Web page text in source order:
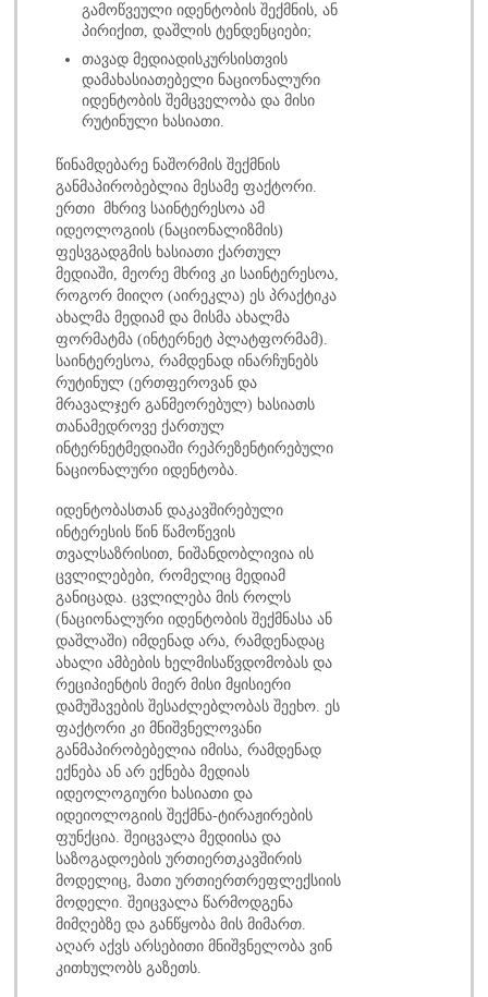
გამოწვეული იდენტობის შექმნის, ან
პირიქით, დაშლის ტენდენციები;
თავად მედიადისკურსისთვის
დამახასიათებელი ნაციონალური
იდენტობის შემცველობა და მისი
რუტინული ხასიათი.
წინამდებარე ნაშორმის შექმნის
განმაპირობებლია მესამე ფაქტორი.
ერთი მხრივ საინტერესოა ამ
იდეოლოგიის (ნაციონალიზმის)
ფესვგადგმის ხასიათი ქართულ
მედიაში, მეორე მხრივ კი საინტერესოა,
როგორ მიიღო (აირეკლა) ეს პრაქტიკა
ახალმა მედიამ და მისმა ახალმა
ფორმატმა (ინტერნეტ პლატფორმამ).
საინტერესოა, რამდენად ინარჩუნებს
რუტინულ (ერთფეროვან და
მრავალჯერ განმეორებულ) ხასიათს
თანამედროვე ქართულ
ინტერნეტმედიაში რეპრეზენტირებული
ნაციონალური იდენტობა.
იდენტობასთან დაკავშირებული
ინტერესის წინ წამოწევის
თვალსაზრისით, ნიშანდობლივია ის
ცვლილებები, რომელიც მედიამ
განიცადა. ცვლილება მის როლს
(ნაციონალური იდენტობის შექმნასა ან
დაშლაში) იმდენად არა, რამდენადაც
ახალი ამბების ხელმისაწვდომობას და
რეციპიენტის მიერ მისი მყისიერი
დამუშავების შესაძლებლობას შეეხო. ეს
ფაქტორი კი მნიშვნელოვანი
განმაპირობებელია იმისა, რამდენად
ექნება ან არ ექნება მედიას
იდეოლოგიური ხასიათი და
იდეიოლოგიის შექმნა-ტირაჟირების
ფუნქცია. შეიცვალა მედიისა და
საზოგადოების ურთიერთკავშირის
მოდელიც, მათი ურთიერთრეფლექსიის
მოდელი. შეიცვალა წარმოდგენა
მიმღებზე და განწყობა მის მიმართ.
აღარ აქვს არსებითი მნიშვნელობა ვინ
კითხულობს გაზეთს.